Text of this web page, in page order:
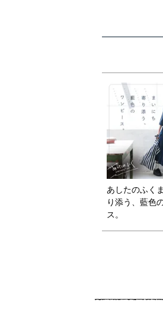
あしたのふく
り添う、藍色
ス。